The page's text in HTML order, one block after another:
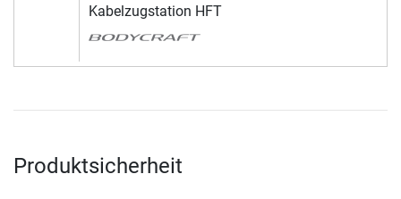
Kabelzugstation HFT
Produktsicherheit